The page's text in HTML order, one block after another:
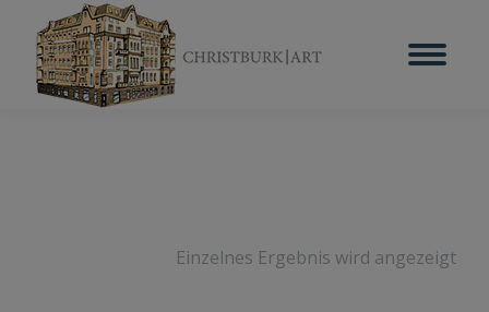
Einzelnes Ergebnis wird angezeigt